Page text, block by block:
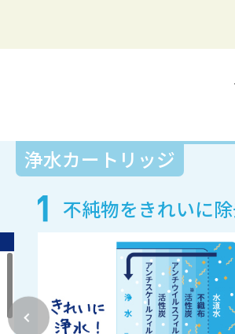
浄水カートリッジ
不純物をきれいに除